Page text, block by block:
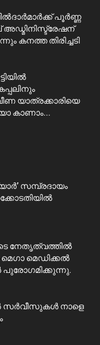
പൂർണ്ണ
കനത്ത തിരിച്ചടി
യാത്രക്കാരിയെ
കാണാം...
സമ്പ്രദായം
നേതൃത്വത്തിൽ
മെഡിക്കൽ
പുരോഗമിക്കുന്നു.
നാളെ